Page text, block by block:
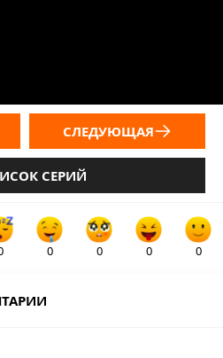
СЕРИЙ
СЛЕДУЮЩАЯ
0 0 0 0